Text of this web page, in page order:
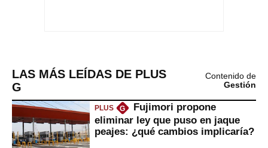
LAS MÁS LEÍDAS DE PLUS
G
Contenido de
Gestión
PLUS G
Fujimori propone
eliminar ley que puso en jaque
peajes: ¿qué cambios implicaría?